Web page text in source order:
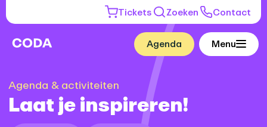
Tickets Zoeken Contact
Agenda Menu
Agenda & activiteiten
Laat je inspireren!